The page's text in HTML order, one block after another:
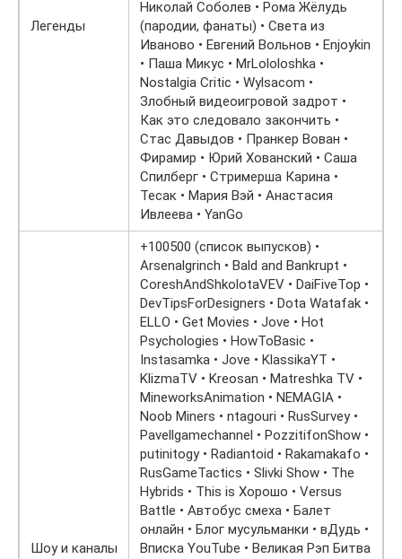
Легенды
Николай Соболев • Рома Жёлудь
(пародии, фанаты) • Света из
Иваново • Евгений Вольнов • Enjoykin
• Паша Микус • MrLololoshka •
Nostalgia Critic • Wylsacom •
Злобный видеоигровой задрот •
Как это следовало закончить •
Стас Давыдов • Пранкер Вован •
Фирамир • Юрий Хованский • Саша
Спилберг • Стримерша Карина •
Тесак • Мария Вэй • Анастасия
Ивлеева • YanGo
Шоу и каналы
+100500 (список выпусков) •
Arsenalgrinch • Bald and Bankrupt •
CoreshAndShkolotaVEV • DaiFiveTop •
DevTipsForDesigners • Dota Watafak •
ELLO • Get Movies • Jove • Hot
Psychologies • HowToBasic •
Instasamka • Jove • KlassikaYT •
KlizmaTV • Kreosan • Matreshka TV •
MineworksAnimation • NEMAGIA •
Noob Miners • ntagouri • RusSurvey •
Pavellgamechannel • PozzitifonShow •
putinitogy • Radiantoid • Rakamakafo •
RusGameTactics • Slivki Show • The
Hybrids • This is Хорошо • Versus
Battle • Автобус смеха • Балет
онлайн • Блог мусульманки • вДудь •
Вписка YouTube • Великая Рэп Битва